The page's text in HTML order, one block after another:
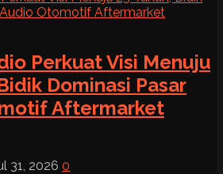
Perkuat Visi Menuju
Dominasi Pasar
Aftermarket
31, 2026 0